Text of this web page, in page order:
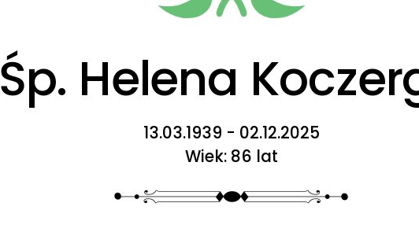
Śp. Helena
13.03.1939 - 02.12.2025
Wiek: 86 lat